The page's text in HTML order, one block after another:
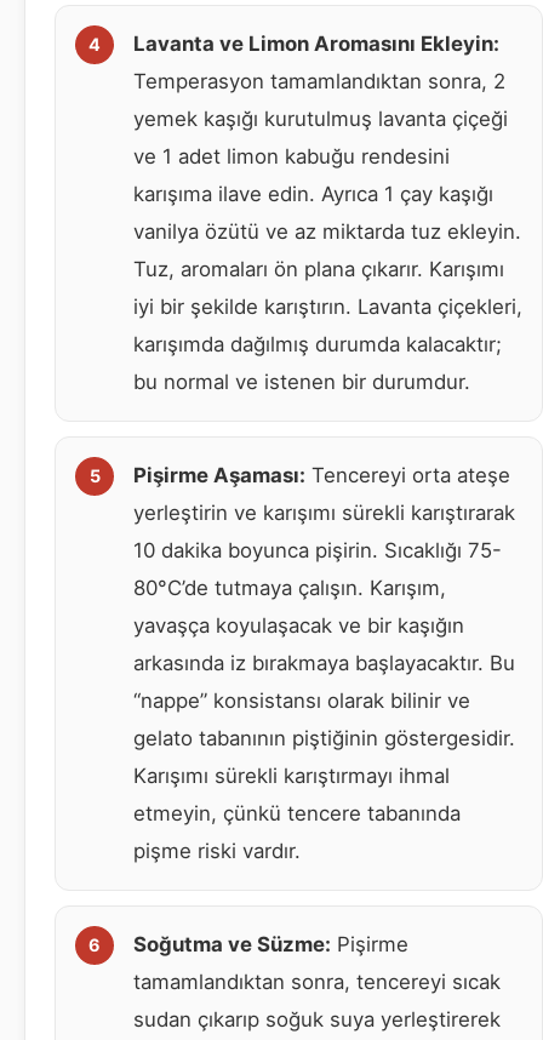
Lavanta ve Limon Aromasını Ekleyin:
Temperasyon tamamlandıktan sonra, 2
yemek kaşığı kurutulmuş lavanta çiçeği
ve 1 adet limon kabuğu rendesini
karışıma ilave edin. Ayrıca 1 çay kaşığı
vanilya özütü ve az miktarda tuz ekleyin.
Tuz, aromaları ön plana çıkarır. Karışımı
iyi bir şekilde karıştırın. Lavanta çiçekleri,
karışımda dağılmış durumda kalacaktır;
bu normal ve istenen bir durumdur.
Pişirme Aşaması: Tencereyi orta ateşe
yerleştirin ve karışımı sürekli karıştırarak
10 dakika boyunca pişirin. Sıcaklığı 75-
80°C’de tutmaya çalışın. Karışım,
yavaşça koyulaşacak ve bir kaşığın
arkasında iz bırakmaya başlayacaktır. Bu
“nappe” konsistansı olarak bilinir ve
gelato tabanının piştiğinin göstergesidir.
Karışımı sürekli karıştırmayı ihmal
etmeyin, çünkü tencere tabanında
pişme riski vardır.
Soğutma ve Süzme: Pişirme
tamamlandıktan sonra, tencereyi sıcak
sudan çıkarıp soğuk suya yerleştirerek